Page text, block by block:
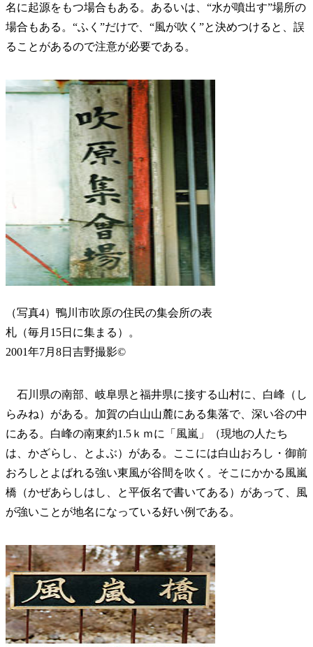
名に起源をもつ場合もある。あるいは、“水が噴出す”場所の
場合もある。“ふく”だけで、“風が吹く”と決めつけると、誤
ることがあるので注意が必要である。
（写真4）鴨川市吹原の住民の集会所の表
札（毎月15日に集まる）。
2001年7月8日吉野撮影©
石川県の南部、岐阜県と福井県に接する山村に、白峰（し
らみね）がある。加賀の白山山麓にある集落で、深い谷の中
にある。白峰の南東約1.5ｋｍに「風嵐」（現地の人たち
は、かざらし、とよぶ）がある。ここには白山おろし・御前
おろしとよばれる強い東風が谷間を吹く。そこにかかる風嵐
橋（かぜあらしはし、と平仮名で書いてある）があって、風
が強いことが地名になっている好い例である。